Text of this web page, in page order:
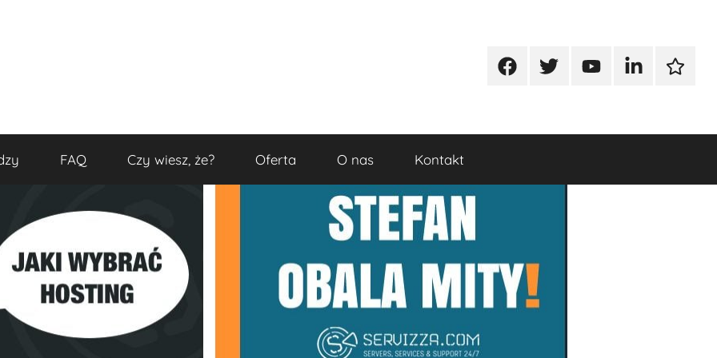
FacebookTwitterYoutubeLinkedinGoogle
FAQ Czy wiesz, że? Oferta O nas Kontakt